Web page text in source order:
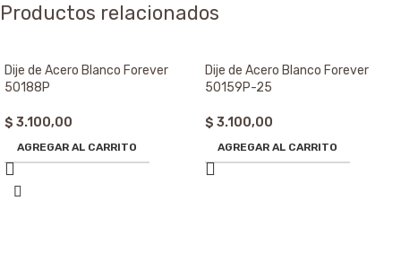
Productos relacionados
Dije de Acero Blanco Forever
50188P
$ 3.100,00
AGREGAR AL CARRITO
Dije de Acero Blanco Forever
50159P-25
$ 3.100,00
AGREGAR AL CARRITO